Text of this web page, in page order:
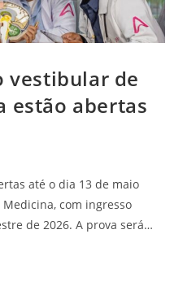
vestibular de
estão abertas
até o dia 13 de maio
com ingresso
de 2026. A prova será…